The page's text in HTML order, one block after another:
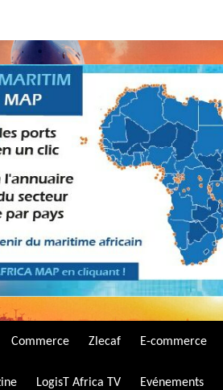
Commerce Zlecaf E-commerce
LogisT Africa TV Evénements